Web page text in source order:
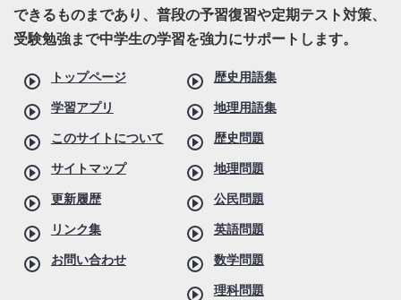
できるものまであり、普段の予習復習や定期テスト対策、
受験勉強まで中学生の学習を強力にサポートします。
トップページ
学習アプリ
このサイトについて
サイトマップ
更新履歴
リンク集
お問い合わせ
歴史用語集
地理用語集
歴史問題
地理問題
公民問題
英語問題
数学問題
理科問題